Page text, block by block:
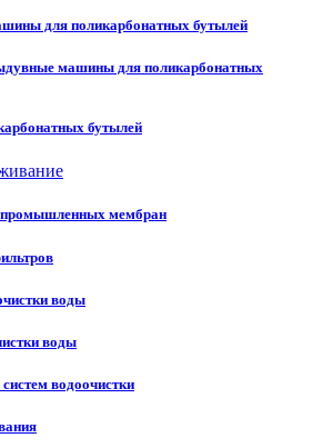
для поликарбонатных бутылей
машины для поликарбонатных
бутылей
промышленных мембран
воды
воды
водоочистки